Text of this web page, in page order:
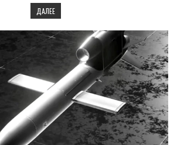
ДАЛЕЕ